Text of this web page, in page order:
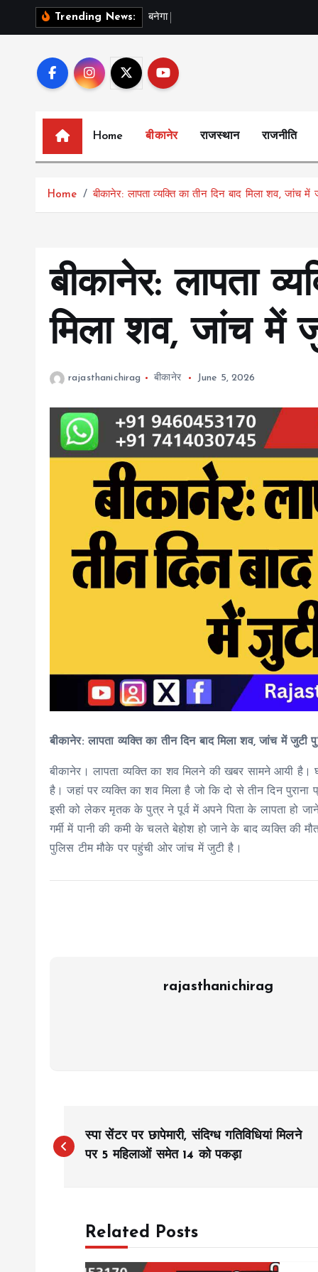
Trending News: बनग
Home बीकानेर राजस्थान राजनीति
Home बीकानेर: लापता व्यक्ति का तीन दिन बाद मिला शव, जांच में
बीकानेर: लापता
मिला शव, जांच में
rajasthanichirag बीकानेर June 5, 2026
बीकानेर: लापता व्यक्ति का तीन दिन बाद मिला शव, जांच में जुटी
बीकानेर। लापता व्यक्ति का शव मिलने की खबर सामने आयी
है। जहां पर व्यक्ति का शव मिला है जो कि दो से तीन दिन
इसी को लेकर मृतक के पुत्र ने पूर्व में अपने पिता के लापता हो
गर्मी में पानी की कमी के चलते बेहोश हो जाने के बाद व्यक्ति की
पुलिस टीम मौके पर पहुंची ओर जांच में जुटी है।
rajasthanichirag
o
स्पा सेंटर पर छापेमारी, संदिग्ध गतिविधियां मिलने
पर 5 महिलाओं समेत 14 को पकड़ा
Related Posts